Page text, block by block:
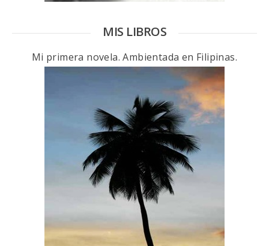
MIS LIBROS
Mi primera novela. Ambientada en Filipinas.